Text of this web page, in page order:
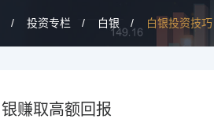
投资专栏 白银 白银投资技巧
赚取高额回报